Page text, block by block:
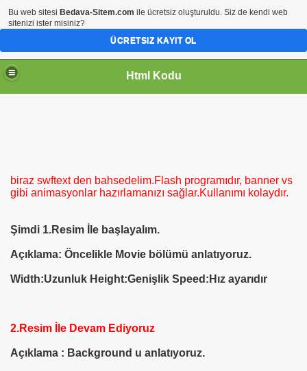
Html Kodu
biraz swftext den bahsedelim.Flash programıdır, banner vs
gibi animasyonlar hazırlamanızı sağlar.Kullanımı kolaydır.
Şimdi 1.Resim İle başlayalım.
Açıklama: Öncelikle Movie bölümü anlatıyoruz.
Width:Uzunluk Height:Genişlik Speed:Hız ayarıdır
2.Resim İle Devam Ediyoruz
Açıklama : Background u anlatıyoruz.
Bu web sitesi Bedava-Sitem.com ile ücretsiz oluşturuldu. Siz de kendi web
sitenizi ister misiniz?
ÜCRETSIZ KAYIT OL